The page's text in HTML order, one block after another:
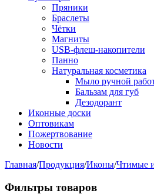
Пряники
Браслеты
Чётки
Магниты
USB-флеш-накопители
Панно
Натуральная косметика
Мыло ручной
Бальзам для губ
Дезодорант
Иконные доски
Оптовикам
Пожертвование
Новости
Главная/Продукция/Иконы/Чтимые
Фильтры товаров